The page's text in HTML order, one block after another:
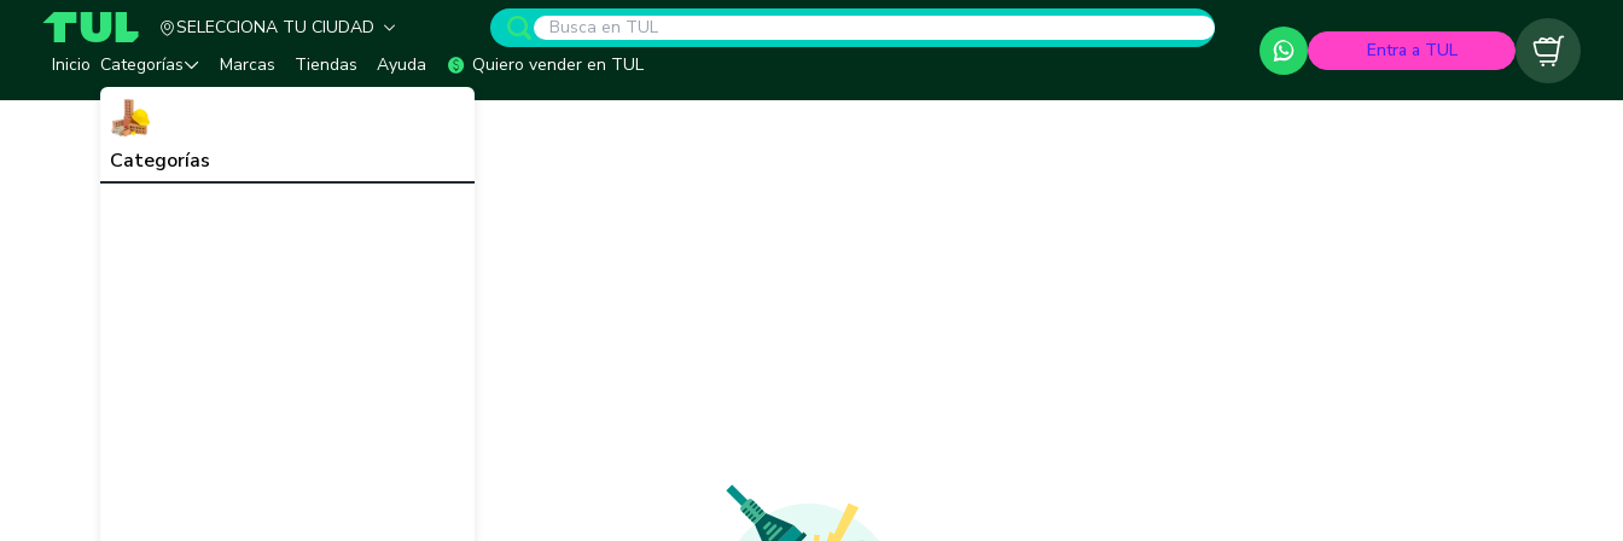
TUL - Tu Marketplace de Construcción
SELECCIONA TU CIUDAD
Inicio Categorías
Categorías
Marcas Tiendas Ayuda Quiero vender en TUL
Entra a TUL Carrito